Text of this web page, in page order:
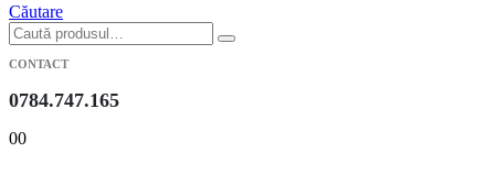
Căutare
CONTACT
0784.747.165
00